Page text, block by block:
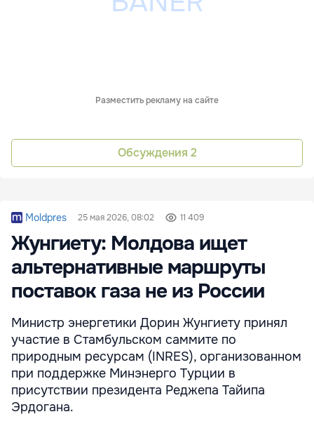
Разместить рекламу на сайте
Обсуждения 2
Moldpres 25 мая 2026, 08:02 11 409
Жунгиету: Молдова ищет
альтернативные маршруты
поставок газа не из России
Министр энергетики Дорин Жунгиету принял
участие в Стамбульском саммите по
природным ресурсам (INRES), организованном
при поддержке Минэнерго Турции в
присутствии президента Реджепа Тайипа
Эрдогана.